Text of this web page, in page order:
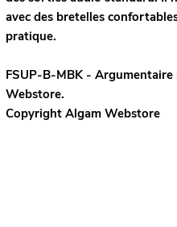
avec des bretelles
pratique.
FSUP-B-MBK - Argumentaire
Webstore.
Copyright Algam Webstore